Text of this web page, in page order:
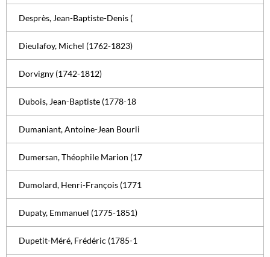
Desprès, Jean-Baptiste-Denis (
Dieulafoy, Michel (1762-1823)
Dorvigny (1742-1812)
Dubois, Jean-Baptiste (1778-18
Dumaniant, Antoine-Jean Bourli
Dumersan, Théophile Marion (17
Dumolard, Henri-François (1771
Dupaty, Emmanuel (1775-1851)
Dupetit-Méré, Frédéric (1785-1